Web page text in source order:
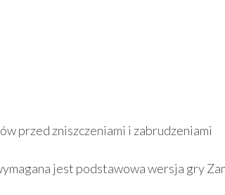
przed zniszczeniami i zabrudzeniami
jest podstawowa wersja gry